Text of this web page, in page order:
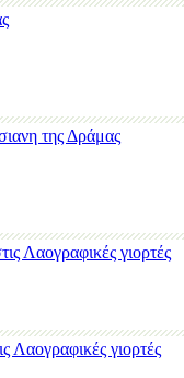
της Δράμας
Λαογραφικές γιορτές
Λαογραφικές γιορτές